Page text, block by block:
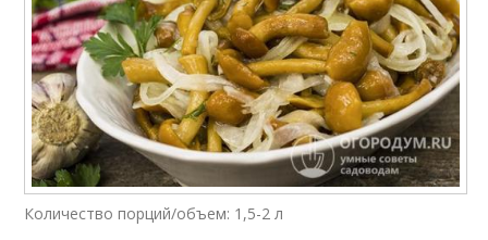
Количество порций/объем: 1,5-2 л